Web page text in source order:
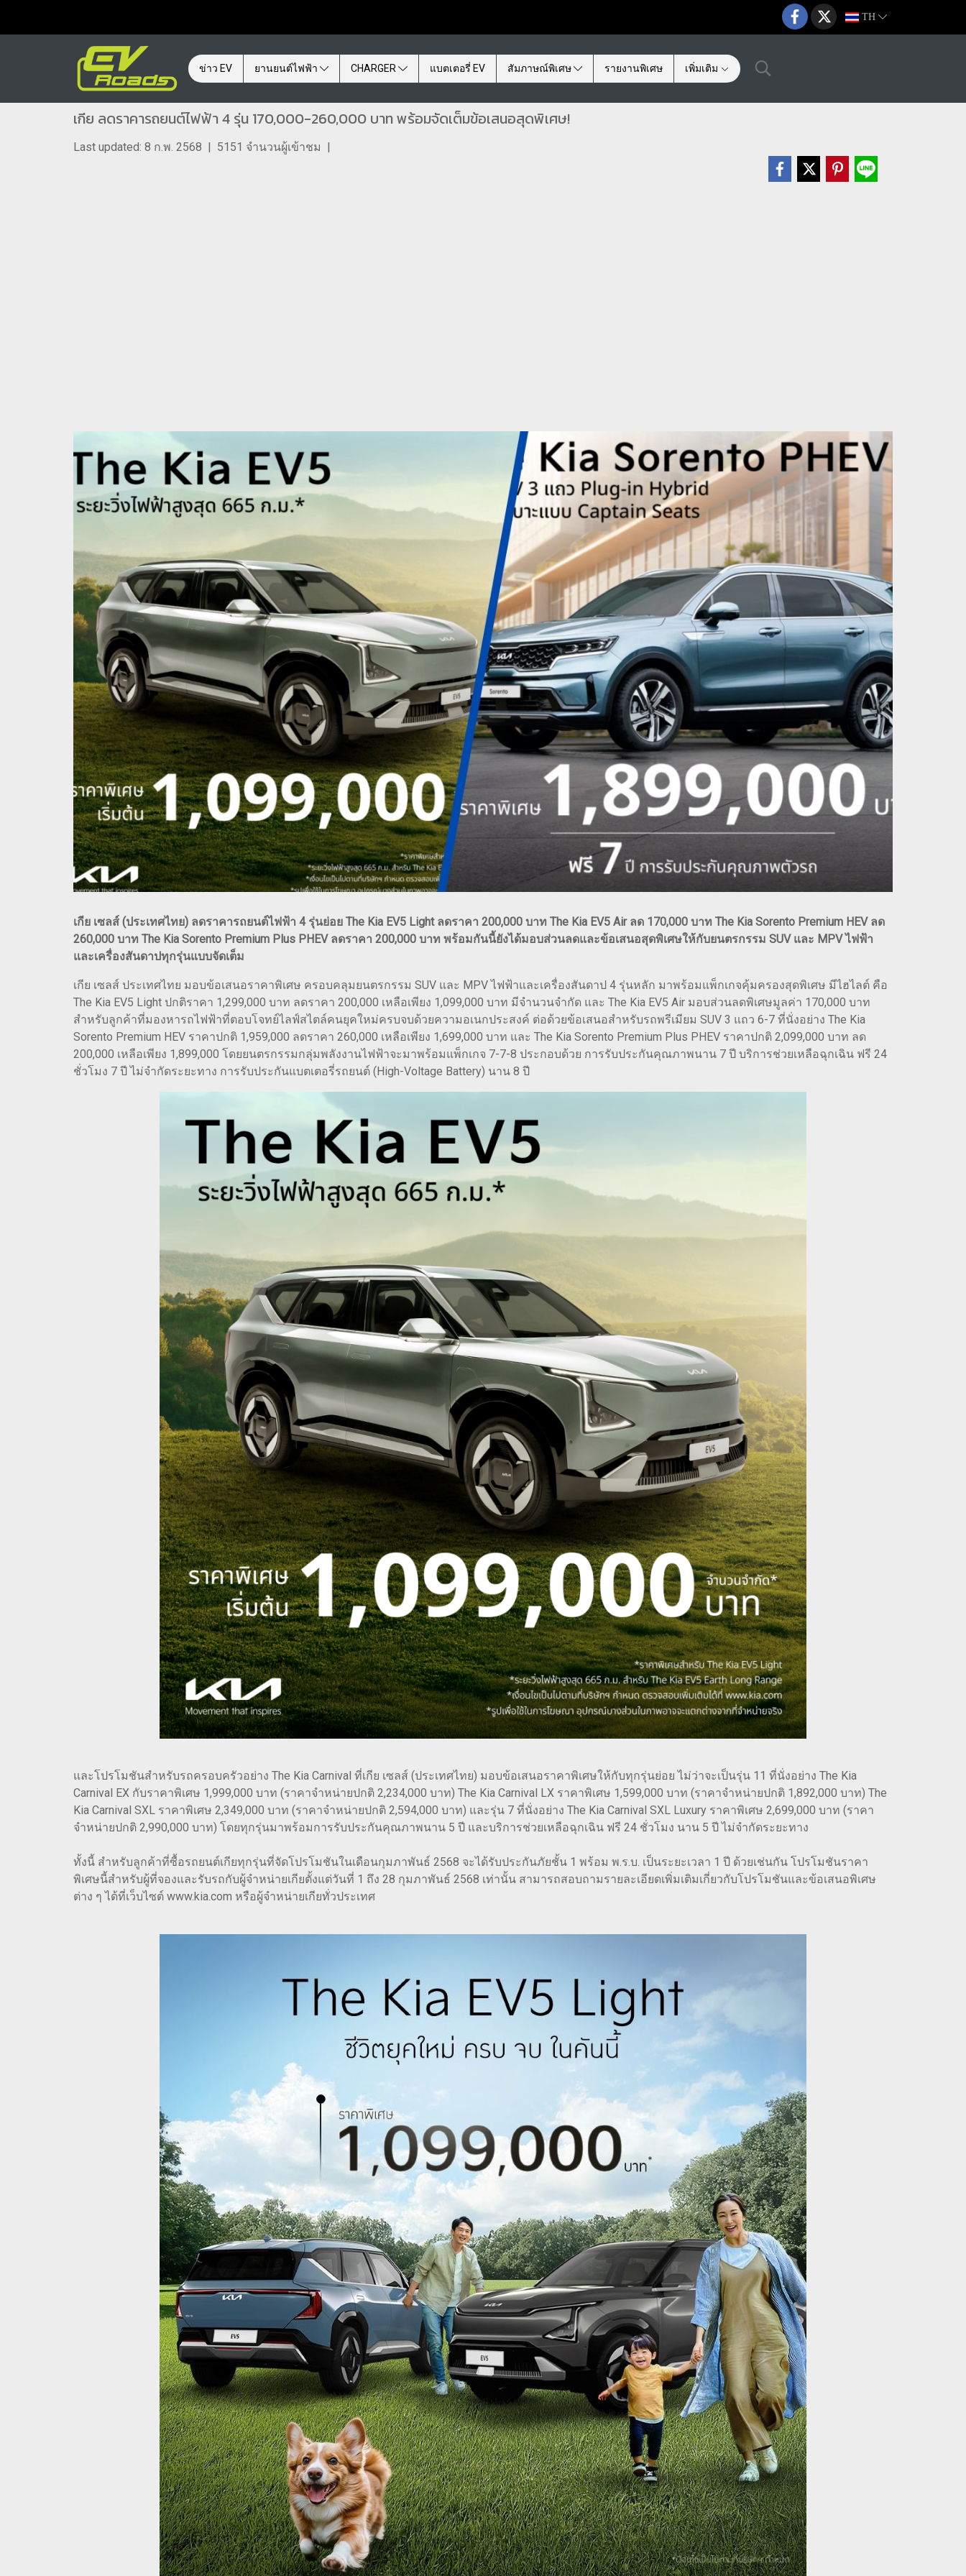
TH
ข่าว EV ยานยนต์ไฟฟ้า CHARGER แบตเตอรี่ EV สัมภาษณ์พิเศษ รายงานพิเศษ เพิ่มเติม
เกีย ลดราคารถยนต์ไฟฟ้า 4 รุ่น 170,000-260,000 บาท พร้อมจัดเต็มข้อเสนอสุดพิเศษ!
Last updated: 8 ก.พ. 2568 | 5151 จำนวนผู้เข้าชม |
เกีย เซลส์ (ประเทศไทย) ลดราคารถยนต์ไฟฟ้า 4 รุ่นย่อย The Kia EV5 Light ลดราคา 200,000 บาท The Kia EV5 Air ลด 170,000 บาท The Kia Sorento Premium HEV ลด
260,000 บาท The Kia Sorento Premium Plus PHEV ลดราคา 200,000 บาท พร้อมกันนี้ยังได้มอบส่วนลดและข้อเสนอสุดพิเศษให้กับยนตรกรรม SUV และ MPV ไฟฟ้า
และเครื่องสันดาปทุกรุ่นแบบจัดเต็ม
เกีย เซลส์ ประเทศไทย มอบข้อเสนอราคาพิเศษ ครอบคลุมยนตรกรรม SUV และ MPV ไฟฟ้าและเครื่องสันดาป 4 รุ่นหลัก มาพร้อมแพ็กเกจคุ้มครองสุดพิเศษ มีไฮไลต์ คือ
The Kia EV5 Light ปกติราคา 1,299,000 บาท ลดราคา 200,000 เหลือเพียง 1,099,000 บาท มีจำนวนจำกัด และ The Kia EV5 Air มอบส่วนลดพิเศษมูลค่า 170,000 บาท
สำหรับลูกค้าที่มองหารถไฟฟ้าที่ตอบโจทย์ไลฟ์สไตล์คนยุคใหม่ครบจบด้วยความอเนกประสงค์ ต่อด้วยข้อเสนอสำหรับรถพรีเมียม SUV 3 แถว 6-7 ที่นั่งอย่าง The Kia
Sorento Premium HEV ราคาปกติ 1,959,000 ลดราคา 260,000 เหลือเพียง 1,699,000 บาท และ The Kia Sorento Premium Plus PHEV ราคาปกติ 2,099,000 บาท ลด
200,000 เหลือเพียง 1,899,000 โดยยนตรกรรมกลุ่มพลังงานไฟฟ้าจะมาพร้อมแพ็กเกจ 7-7-8 ประกอบด้วย การรับประกันคุณภาพนาน 7 ปี บริการช่วยเหลือฉุกเฉิน ฟรี 24
ชั่วโมง 7 ปี ไม่จำกัดระยะทาง การรับประกันแบตเตอรี่รถยนต์ (High-Voltage Battery) นาน 8 ปี
และโปรโมชันสำหรับรถครอบครัวอย่าง The Kia Carnival ที่เกีย เซลส์ (ประเทศไทย) มอบข้อเสนอราคาพิเศษให้กับทุกรุ่นย่อย ไม่ว่าจะเป็นรุ่น 11 ที่นั่งอย่าง The Kia
Carnival EX กับราคาพิเศษ 1,999,000 บาท (ราคาจำหน่ายปกติ 2,234,000 บาท) The Kia Carnival LX ราคาพิเศษ 1,599,000 บาท (ราคาจำหน่ายปกติ 1,892,000 บาท) The
Kia Carnival SXL ราคาพิเศษ 2,349,000 บาท (ราคาจำหน่ายปกติ 2,594,000 บาท) และรุ่น 7 ที่นั่งอย่าง The Kia Carnival SXL Luxury ราคาพิเศษ 2,699,000 บาท (ราคา
จำหน่ายปกติ 2,990,000 บาท) โดยทุกรุ่นมาพร้อมการรับประกันคุณภาพนาน 5 ปี และบริการช่วยเหลือฉุกเฉิน ฟรี 24 ชั่วโมง นาน 5 ปี ไม่จำกัดระยะทาง
ทั้งนี้ สำหรับลูกค้าที่ซื้อรถยนต์เกียทุกรุ่นที่จัดโปรโมชันในเดือนกุมภาพันธ์ 2568 จะได้รับประกันภัยชั้น 1 พร้อม พ.ร.บ. เป็นระยะเวลา 1 ปี ด้วยเช่นกัน โปรโมชันราคา
พิเศษนี้สำหรับผู้ที่จองและรับรถกับผู้จำหน่ายเกียตั้งแต่วันที่ 1 ถึง 28 กุมภาพันธ์ 2568 เท่านั้น สามารถสอบถามรายละเอียดเพิ่มเติมเกี่ยวกับโปรโมชันและข้อเสนอพิเศษ
ต่าง ๆ ได้ที่เว็บไซต์ www.kia.com หรือผู้จำหน่ายเกียทั่วประเทศ